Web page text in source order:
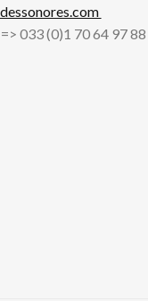
033 (0)1 70 64 97 88